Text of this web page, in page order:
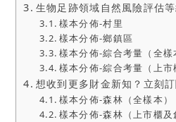
生物足跡領域自然風險評估
樣本分佈-村里
樣本分佈-鄉鎮區
樣本分佈-綜合考量（全樣
樣本分佈-綜合考量（上市
想收到更多財金新知？立刻訂
樣本分佈-森林（全樣本）
樣本分佈-森林（上市櫃及